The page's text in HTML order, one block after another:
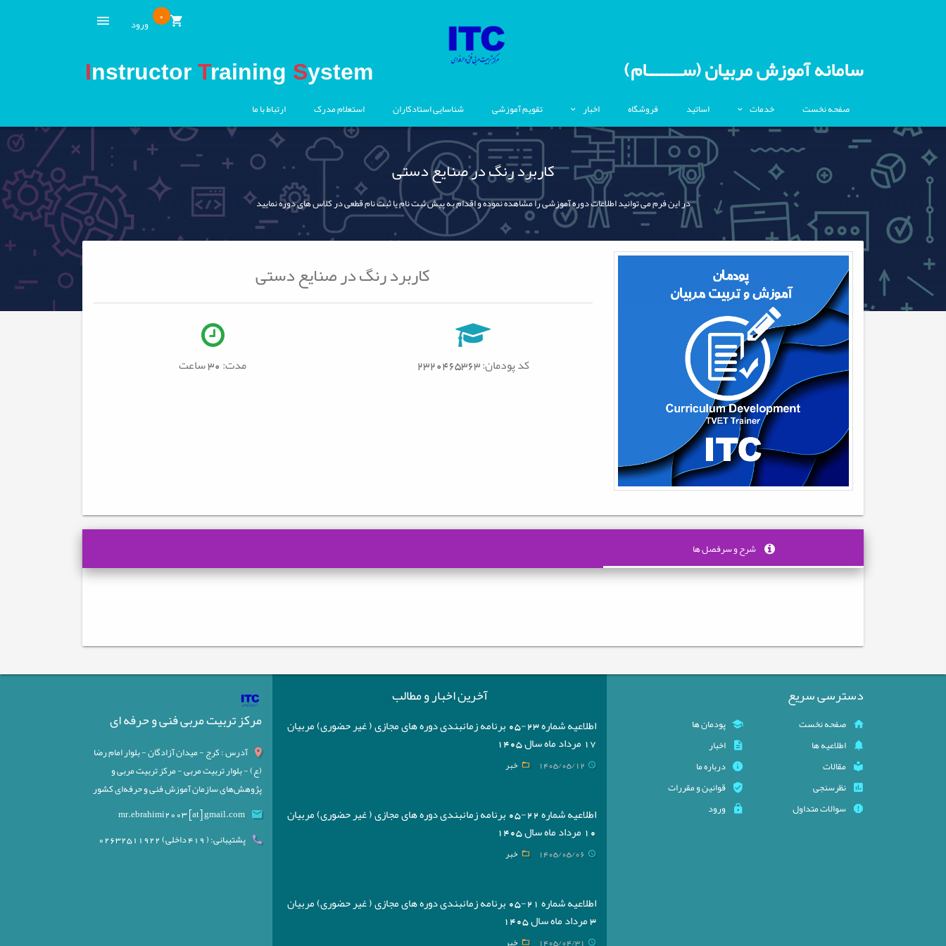
0 ورود
سامانه آموزش مربیان (ســـــــام) Instructor Training System
صفحه نخست خدمات اساتید فروشگاه اخبار تقویم آموزشی شناسایی استادکاران استعلام مدرک ارتباط با ما
کاربرد رنگ در صنایع دستی
در این فرم می توانید اطلاعات دوره آموزشی را مشاهده نموده و اقدام به پیش ثبت نام یا ثبت نام قطعی در کلاس های دوره نمایید
کاربرد رنگ در صنایع دستی
کد پودمان: 2320465363 مدت: 30 ساعت
شرح و سرفصل ها
دسترسی سریع
صفحه نخست
پودمان ها
اطلاعیه ها
اخبار
مقالات
درباره ما
نظرسنجی
قوانین و مقررات
سوالات متداول
ورود
آخرین اخبار و مطالب
اطلاعیه شماره 23-05 برنامه زمانبندی دوره های مجازی ( غیر حضوری) مربیان
17 مرداد ماه سال 1405
1405/05/12 خبر
اطلاعیه شماره 22-05 برنامه زمانبندی دوره های مجازی ( غیر حضوری) مربیان
10 مرداد ماه سال 1405
1405/05/06 خبر
اطلاعیه شماره 21-05 برنامه زمانبندی دوره های مجازی ( غیر حضوری) مربیان
3 مرداد ماه سال 1405
1405/04/31 خبر
مرکز تربیت مربی فنی و حرفه ای
آدرس : کرج - میدان آزادگان - بلوار امام رضا
(ع) - بلوار تربیت مربی - مرکز تربیت مربی و
پژوهش‌های سازمان آموزش فنی و حرفه‌ای کشور
mr.ebrahimi2003 [at] gmail.com
پشتیبانی: ( 419 داخلی) 02632511922